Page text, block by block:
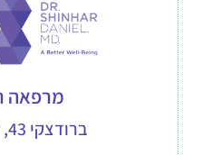
מרפאה
ברודצקי 43, רמת אביב